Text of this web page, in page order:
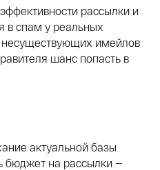
рассылки и
в спам у реальных
имейлов
шанс попасть в
актуальной базы
бюджет на рассылки —